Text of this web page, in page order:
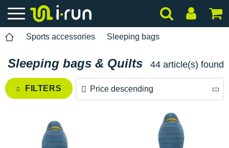
Sports accessories Sleeping bags
Sleeping bags & Quilts 44 article(s) found
FILTERS Price descending